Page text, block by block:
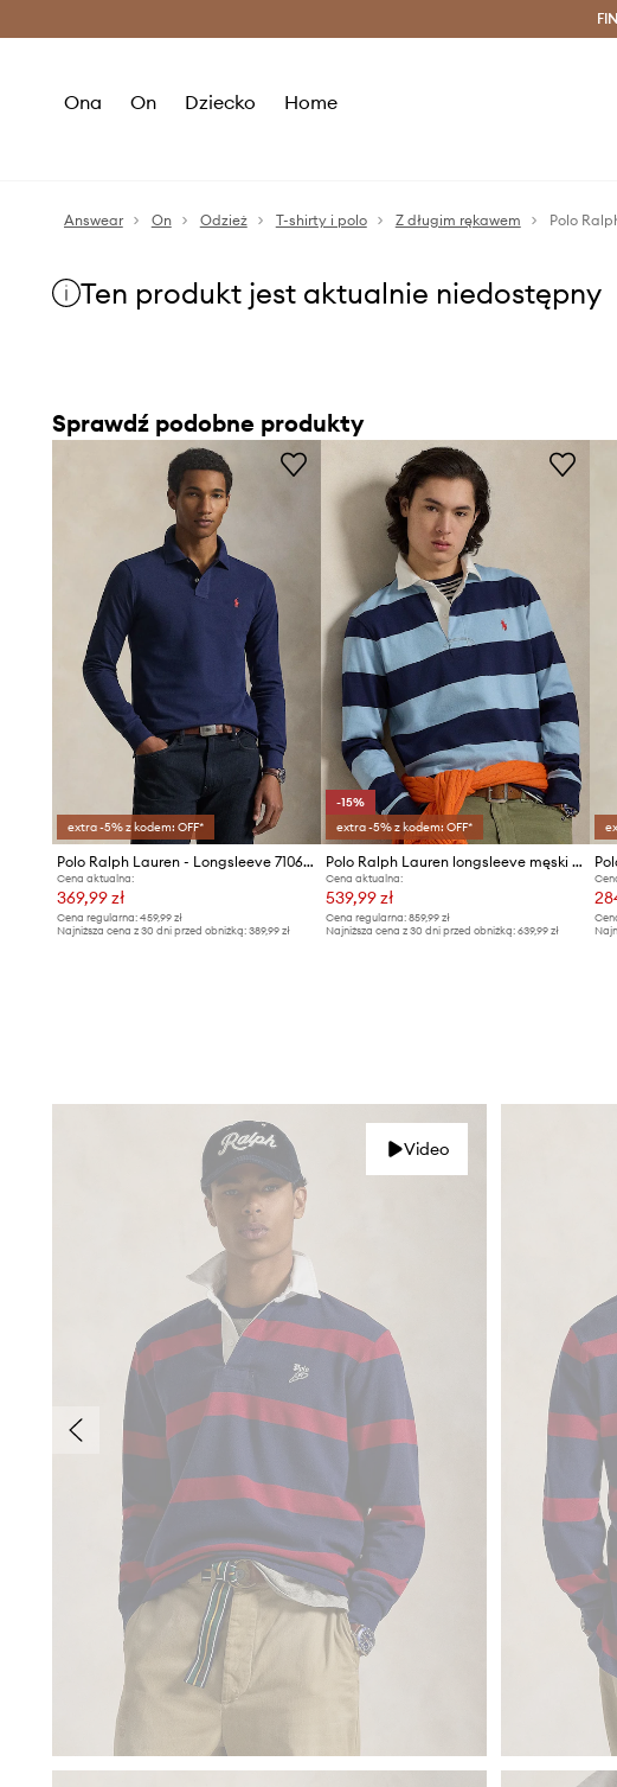
Oszczędzaj
Ona On Dziecko Home
Answear On Odzież T-shirty i polo Z długim rękawem Polo
Ten produkt jest aktualnie niedostępny
Sprawdź podobne produkty
extra -5% z kodem: OFF*
Polo Ralph Lauren - Longsleeve 710681126038
Cena aktualna:
369,99 zł
Cena regularna: 459,99 zł
Najniższa cena z 30 dni przed obniżką: 389,99 zł
-15%
extra -5% z kodem: OFF*
Polo Ralph Lauren longsleeve męski bawełniany
Cena aktualna:
539,99 zł
Cena regularna:859,99 zł
Najniższa cena z 30 dni przed obniżką:639,99 zł
Video